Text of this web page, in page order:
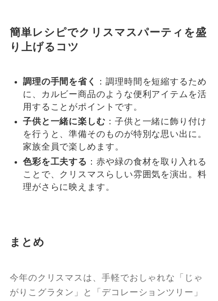
簡単レシピでクリスマスパーティを盛
り上げるコツ
調理の手間を省く
：調理時間を短縮するため
に、カルビー商品のような便利アイテムを活
用することがポイントです。
子供と一緒に楽しむ ：子供と一緒に飾り付け
を行うと、準備そのものが特別な思い出に。
家族全員で楽しめます。
色彩を工夫する ：赤や緑の食材を取り入れる
ことで、クリスマスらしい雰囲気を演出。料
理がさらに映えます。
まとめ
今年のクリスマスは、手軽でおしゃれな「じゃ
がりこグラタン」と「デコレーションツリー」